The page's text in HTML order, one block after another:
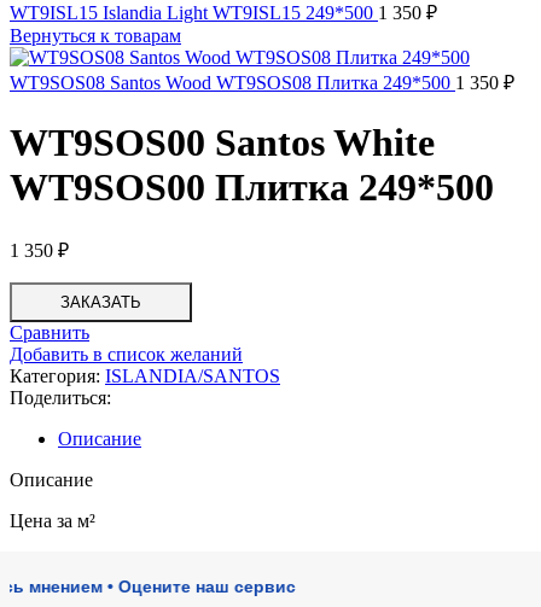
WT9ISL15 Islandia Light WT9ISL15 249*500 1 350 ₽
Вернуться к товарам
WT9SOS08 Santos Wood WT9SOS08 Плитка 249*500 1 350 ₽
WT9SOS00 Santos White
WT9SOS00 Плитка 249*500
1 350 ₽
ЗАКАЗАТЬ
Сравнить
Добавить в список желаний
Категория: ISLANDIA/SANTOS
Поделиться:
Описание
Описание
Цена за м²
• Оцените наш сервис